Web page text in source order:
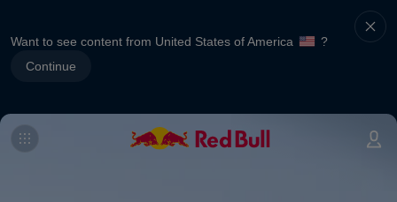
Want to see content from United States of America
?
Continue